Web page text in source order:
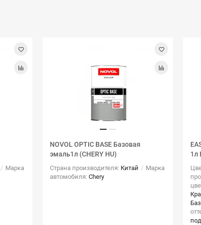
Марка
NOVOL OPTIC BASE Базовая
эмаль1л (CHERY HU)
Страна производителя: Китай
Марка
автомобиля: Chery
1л